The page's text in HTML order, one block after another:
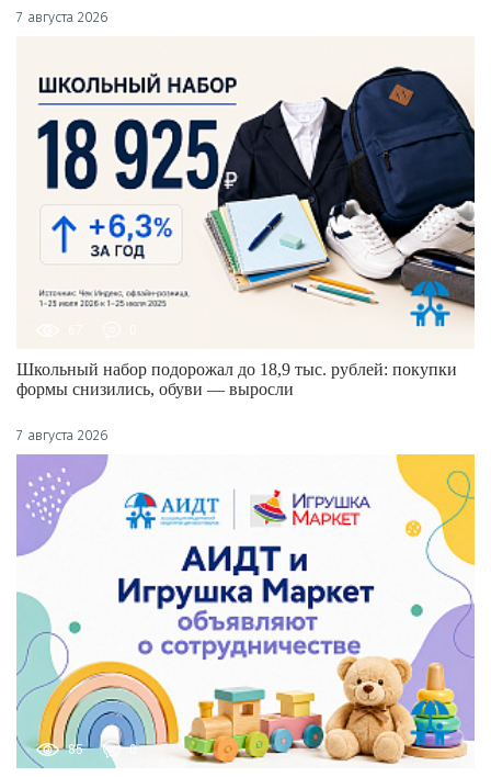
7 августа 2026
Школьный набор подорожал до 18,9 тыс. рублей: покупки
формы снизились, обуви — выросли
7 августа 2026
85 0